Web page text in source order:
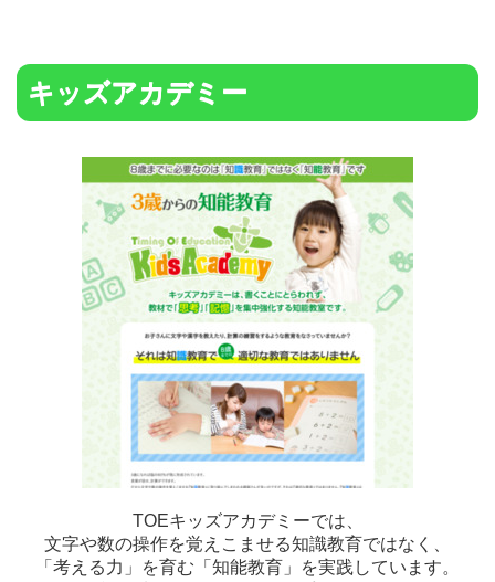
キッズアカデミー
TOEキッズアカデミーでは、
文字や数の操作を覚えこませる知識教育ではなく、
「考える力」を育む「知能教育」を実践しています。